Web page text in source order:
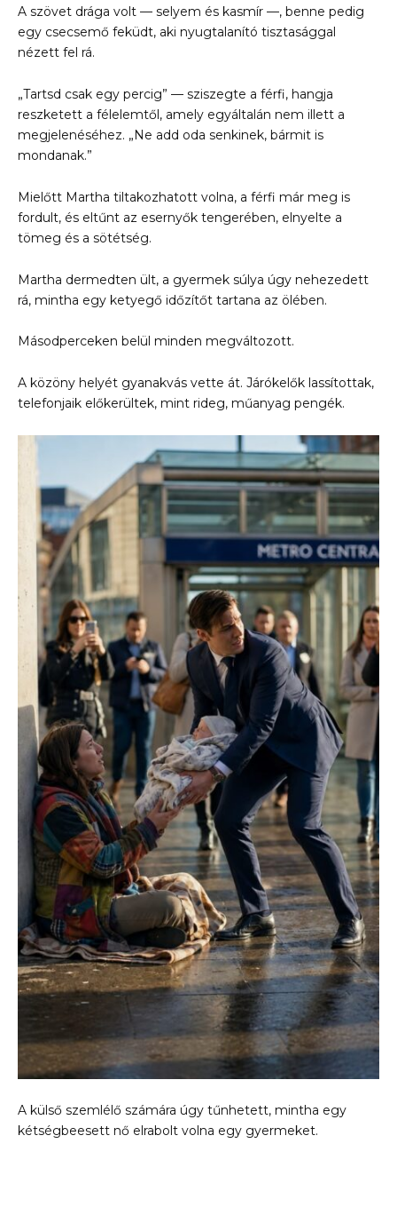
A szövet drága volt — selyem és kasmír —, benne pedig
egy csecsemő feküdt, aki nyugtalanító tisztasággal
nézett fel rá.
„Tartsd csak egy percig” — sziszegte a férfi, hangja
reszketett a félelemtől, amely egyáltalán nem illett a
megjelenéséhez. „Ne add oda senkinek, bármit is
mondanak.”
Mielőtt Martha tiltakozhatott volna, a férfi már meg is
fordult, és eltűnt az esernyők tengerében, elnyelte a
tömeg és a sötétség.
Martha dermedten ült, a gyermek súlya úgy nehezedett
rá, mintha egy ketyegő időzítőt tartana az ölében.
Másodperceken belül minden megváltozott.
A közöny helyét gyanakvás vette át. Járókelők lassítottak,
telefonjaik előkerültek, mint rideg, műanyag pengék.
A külső szemlélő számára úgy tűnhetett, mintha egy
kétségbeesett nő elrabolt volna egy gyermeket.